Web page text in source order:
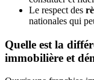
Le respect des
nationales qui
Quelle est la
immobilière et